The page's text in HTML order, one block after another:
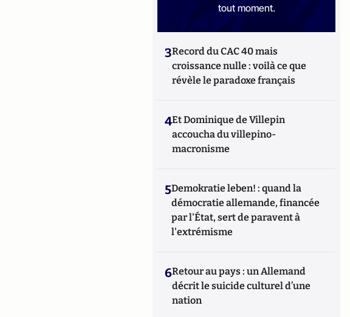
tout moment.
3Record du CAC 40 mais
croissance nulle : voilà ce que
révèle le paradoxe français
4Et Dominique de Villepin
accoucha du villepino-
macronisme
5Demokratie leben! : quand la
démocratie allemande, financée
par l'État, sert de paravent à
l'extrémisme
6Retour au pays : un Allemand
décrit le suicide culturel d’une
nation